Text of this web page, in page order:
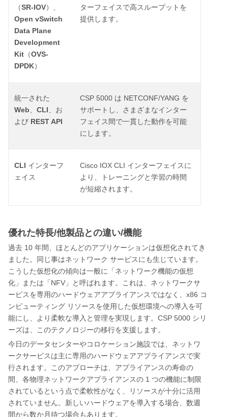
（SR-IOV）、
Open vSwitch
Data Plane
Development
Kit （OVS-
DPDK）
ターフェイスで高スループットを
提供します。
統一された
Web CLI 、お
よび REST API
CSP 5000 は NETCONF/YANG を
サポートし、さまざまなインター
フェイス間で一貫した動作を可能
にします。
CLI インターフ
ェイス
Cisco IOX CLI インターフェイスに
より、トレーニングと学習の時間
が短縮されます。
優れた特長/他製品との違い/機能
過去 10 年間、ほとんどのアプリケーションは仮想化されてき
ました。同じ事はネットワーク サービスにも生じています。
こうした仮想化の傾向は一般に「ネットワーク機能の仮想
化」または「 NFV 」と呼ばれます。これは、ネットワークサ
ービスを専用のハードウェアアプライアンスではなく、 x86 コ
ンピューティング リソースを使用した仮想環境への導入を可
能にし、より柔軟な導入と管理を実現します。 CSP 5000 シリ
ーズは、このテクノロジーの移行を支援します。
今日のデータセンターやコロケーション施設では、ネットワ
ークサービスは主に専用のハードウェアアプライアンスで実
行されます。このアプローチは、アプライアンスの寿命の
間、各物理ネットワークアプライアンスの 1 つの機能に制限
されているという点で柔軟性がなく、リソースが十分に活用
されていません。新しいハードウェアを導入する場合、数週
間から数か月待つ場合もあります。